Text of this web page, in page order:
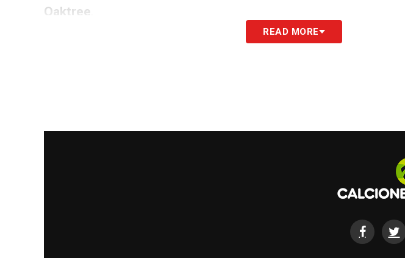
Oaktree
Lo stop di Dumfries ha quindi anticipato riflessioni già in corso:
READ MORE